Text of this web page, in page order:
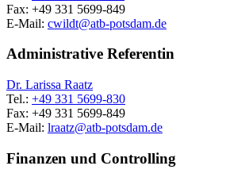
Fax: +49 331 5699-849
E-Mail: cwildt@atb-potsdam.de
Administrative Referentin
Dr. Larissa Raatz
Tel.: +49 331 5699-830
Fax: +49 331 5699-849
E-Mail: lraatz@atb-potsdam.de
Finanzen und Controlling